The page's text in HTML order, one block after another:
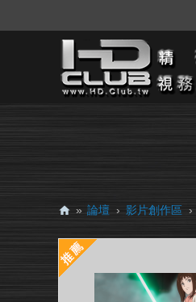
D.
Cl
» 論壇 › 影片創作區 ›